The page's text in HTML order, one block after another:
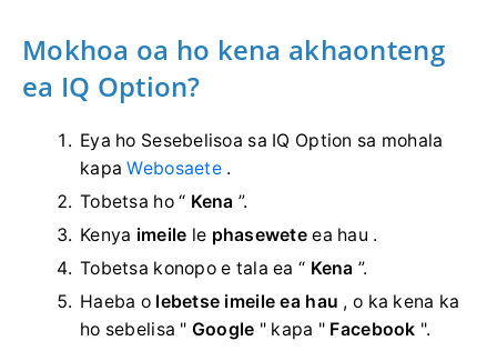
Mokhoa oa ho kena akhaonteng
ea IQ Option?
Eya ho Sesebelisoa sa IQ Option sa mohala
kapaWebosaete.
Tobetsa ho “ Kena ”.
Kenya imeile le phasewete ea hau .
Tobetsa konopo e tala ea “ Kena ”.
Haeba o lebetse imeile ea hau , o ka kena ka
ho sebelisa " Google " kapa " Facebook ".